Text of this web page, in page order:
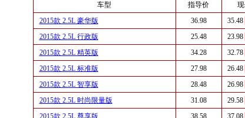
车型 指导价
2015款 2.5L 豪华版
36.98 35.48
2015款 2.5L 行政版
25.48 23.98
2015款 2.5L 精英版
34.28 32.78
2015款 2.5L 标准版
27.98 26.48
2015款 2.5L 智享版
28.48 26.98
2015款 2.5L 时尚限量版
31.08 29.58
2015款 2.5L 尊享版
38.58 37.08